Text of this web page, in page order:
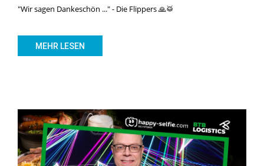
"Wir sagen Dankeschön ..." - Die Flippers 🙏🥁
MEHR LESEN